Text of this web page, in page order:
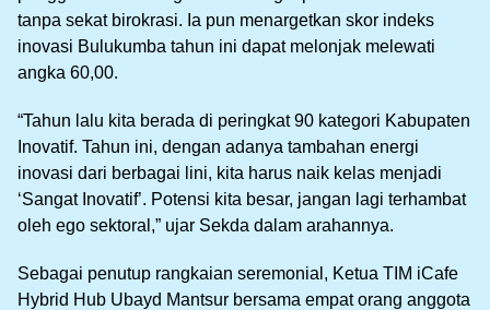
tanpa sekat birokrasi. Ia pun menargetkan skor indeks
inovasi Bulukumba tahun ini dapat melonjak melewati
angka 60,00.
“Tahun lalu kita berada di peringkat 90 kategori Kabupaten
Inovatif. Tahun ini, dengan adanya tambahan energi
inovasi dari berbagai lini, kita harus naik kelas menjadi
‘Sangat Inovatif’. Potensi kita besar, jangan lagi terhambat
oleh ego sektoral,” ujar Sekda dalam arahannya.
Sebagai penutup rangkaian seremonial, Ketua TIM iCafe
Hybrid Hub Ubayd Mantsur bersama empat orang anggota